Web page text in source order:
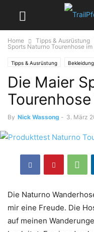
Home Tipps & Ausrüstung
Sports Naturno Tourenhose im
Tipps & Ausrüstung
Die Maier
By Nick Wassong - 3. März
Die Naturno
mir eine Freude. Die
auf meinen